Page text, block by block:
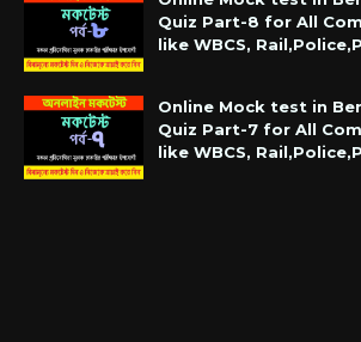
Quiz Part-8 for All
like WBCS,
Online Mock test in
Quiz Part-7 for All
like WBCS,